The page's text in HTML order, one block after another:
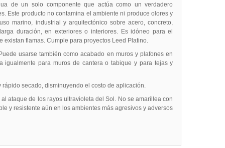
de un solo componente que actúa como un verdadero
Este producto no contamina el ambiente ni produce olores y
marino, industrial y arquitectónico sobre acero, concreto,
duración, en exteriores o interiores. Es idóneo para el
flamas. Cumple para proyectos Leed Platino.
usarse también como acabado en muros y plafones en
igualmente para muros de cantera o tabique y para tejas y
secado, disminuyendo el costo de aplicación.
ataque de los rayos ultravioleta del Sol. No se amarillea con
y resistente aún en los ambientes más agresivos y adversos